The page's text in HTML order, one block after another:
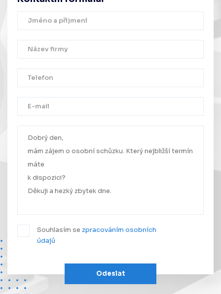
Souhlasím se zpracováním osobních
údajů
Odeslat
Vaše zpráva byla úspěšně odeslána.